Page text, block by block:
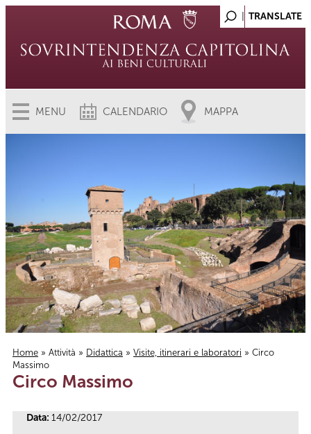
MENU CALENDARIO MAPPA
Tu sei qui
Home » Attività » Didattica » Visite, itinerari e laboratori » Circo
Massimo
Circo Massimo
Data: 14/02/2017